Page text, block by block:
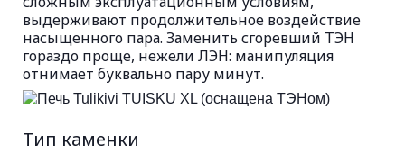
выдерживают продолжительное воздействие
насыщенного пара. Заменить сгоревший ТЭН
гораздо проще, нежели ЛЭН: манипуляция
отнимает буквально пару минут.
Тип каменки